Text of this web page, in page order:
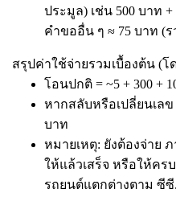
ประมูล) เช่น 500 บาท
คำขออื่น ๆ ≈ 75 บาท (
สรุปค่าใช้จ่ายรวมเบื้องต้น (
โอนปกติ = ~5 + 300 +
หากสลับหรือเปลี่ยนเลข
บาท
หมายเหตุ: ยังต้องจ่าย
ให้แล้วเสร็จ หรือให้คร
รถยนต์แตกต่างตาม ซีซี